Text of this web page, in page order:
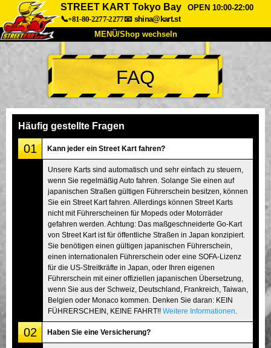
STREET KART Tokyo Bay
OPEN 10:00-22:00
📞+81-80-2277-2277📧 shina@kart.st
MENÜ/Shop wechseln
START
Über uns Spezifikationen Preise
Bewertungen
Unternehmen
Tokio Shinagawa Tokio Akihabara#1
Tokio Akihabara#2 Tokio Shibuya
Tokio Shibuya Annex Tokio Bucht
Tokio Asakusa Osaka
Okinawa
FAQ
Häufig gestellte Fragen
01 Kann jeder ein Street Kart fahren?
Unsere Karts sind automatisch und sehr einfach zu steuern,
wenn Sie regelmäßig Auto fahren. Solange Sie einen auf
japanischen Straßen gültigen Führerschein besitzen, können
Sie ein Street Kart fahren. Allerdings können Street Karts
nicht mit Führerscheinen für Mopeds oder Motorräder
gefahren werden. Achtung: Das maßgeschneiderte Go-Kart
von Street Kart ist für öffentliche Straßen in Japan konzipiert.
Sie benötigen einen gültigen japanischen Führerschein,
einen internationalen Führerschein oder eine SOFA-Lizenz
für die US-Streitkräfte in Japan, oder Ihren eigenen
Führerschein mit einer offiziellen japanischen Übersetzung,
wenn Sie aus der Schweiz, Deutschland, Frankreich, Taiwan,
Belgien oder Monaco kommen. Denken Sie daran: KEIN
FÜHRERSCHEIN, KEINE FAHRT!! Weitere Informationen
02 Haben Sie eine Versicherung?